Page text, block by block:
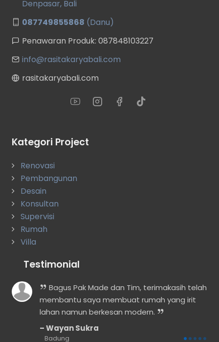
Denpasar, Bali
087749855868 (Danu)
Penawaran Produk: 087848103227
info@rasitakaryabali.com
rasitakaryabali.com
Kategori Project
Renovasi
Pembangunan
Desain
Konsultan
Supervisi
Rumah
Villa
Testimonial
Bagus Pak Made dan Tim, terimakasih telah
membantu saya membuat rumah yang irit
lahan namun berkesan modern.
Wayan Sukra
Badung